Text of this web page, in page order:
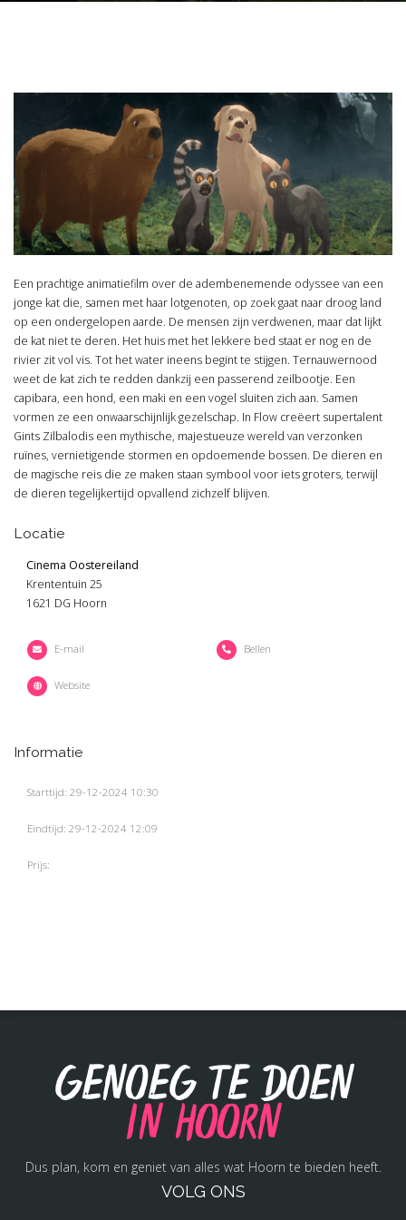
Een prachtige animatiefilm over de adembenemende odyssee van een
jonge kat die, samen met haar lotgenoten, op zoek gaat naar droog land
op een ondergelopen aarde. De mensen zijn verdwenen, maar dat lijkt
de kat niet te deren. Het huis met het lekkere bed staat er nog en de
rivier zit vol vis. Tot het water ineens begint te stijgen. Ternauwernood
weet de kat zich te redden dankzij een passerend zeilbootje. Een
capibara, een hond, een maki en een vogel sluiten zich aan. Samen
vormen ze een onwaarschijnlijk gezelschap. In Flow creëert supertalent
Gints Zilbalodis een mythische, majestueuze wereld van verzonken
ruïnes, vernietigende stormen en opdoemende bossen. De dieren en
de magische reis die ze maken staan symbool voor iets groters, terwijl
de dieren tegelijkertijd opvallend zichzelf blijven.
Locatie
Cinema Oostereiland
Krententuin 25
1621 DG Hoorn
E-mail Bellen
Website
Informatie
Starttijd: 29-12-2024 10:30
Eindtijd: 29-12-2024 12:09
Prijs:
Genoeg te doen
in Hoorn
Dus plan, kom en geniet van alles wat Hoorn te bieden heeft.
VOLG ONS